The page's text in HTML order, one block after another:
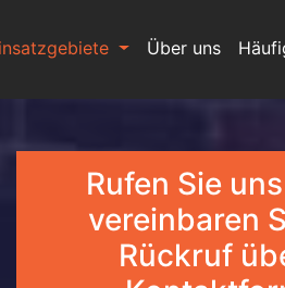
Über uns
Rufen Sie
vereinbaren
Rückruf